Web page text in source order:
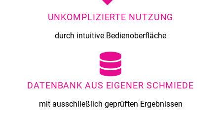
UNKOMPLIZIERTE NUTZUNG
durch intuitive Bedienoberfläche
DATENBANK AUS EIGENER SCHMIEDE
mit ausschließlich geprüften Ergebnissen